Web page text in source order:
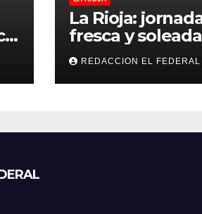
La Rioja:
fresca y soleada
este jueves, con
temperaturas
estables para el
REDACCION EL FEDERAL